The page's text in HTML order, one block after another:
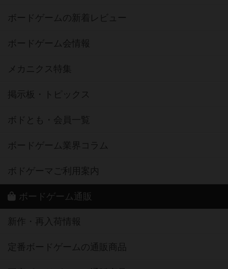
ボードゲームの新着レビュー
ボードゲーム会情報
メカニクス特集
掲示板・トピックス
ボドとも・会員一覧
ボードゲーム業界コラム
ボドゲーマご利用案内
ボードゲーム通販
新作・再入荷情報
定番ボードゲームの通販商品